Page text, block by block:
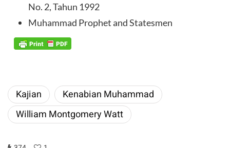
No. 2, Tahun 1992
Muhammad Prophet and Statesmen
Kajian
Kenabian Muhammad
William Montgomery Watt